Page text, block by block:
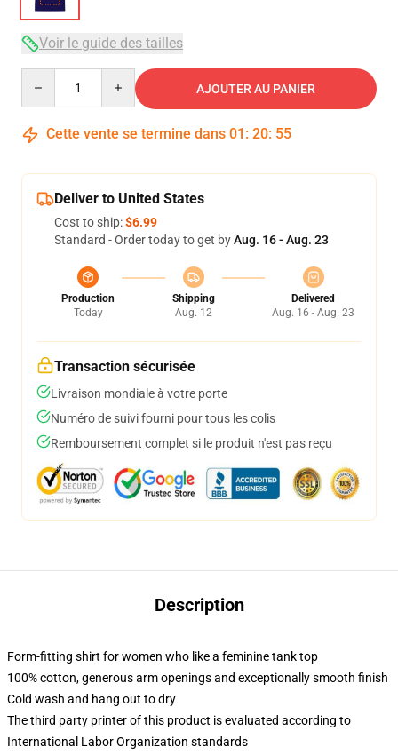
Voir le guide des tailles
AJOUTER AU PANIER
Cette vente se termine dans 01 : 20: 54
Deliver to United States
Cost to ship:$6.99
Standard - Order today to get byAug. 16 - Aug. 23
Production
Today
Shipping
Aug. 12
Delivered
Aug. 16 - Aug. 23
Transaction sécurisée
Livraison mondiale à votre porte
Numéro de suivi fourni pour tous les colis
Remboursement complet si le produit n'est pas reçu
Description
Form-fitting shirt for women who like a feminine tank top
100% cotton, generous arm openings and exceptionally smooth finish
Cold wash and hang out to dry
The third party printer of this product is evaluated according to
International Labor Organization standards